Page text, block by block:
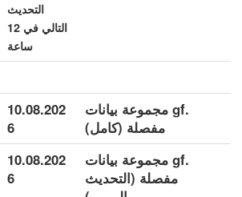
التحديث
التالي في 12
ساعة
.gf مجموعة بيانات
مفصلة (كامل)
10.08.202
6
.gf مجموعة بيانات
مفصلة (التحديث
10.08.202
6